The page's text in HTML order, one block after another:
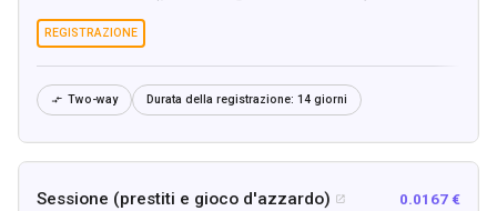
REGISTRAZIONE
 Two-way Durata della registrazione: 14 giorni
Sessione (prestiti e gioco d'azzardo)  0.0167 €